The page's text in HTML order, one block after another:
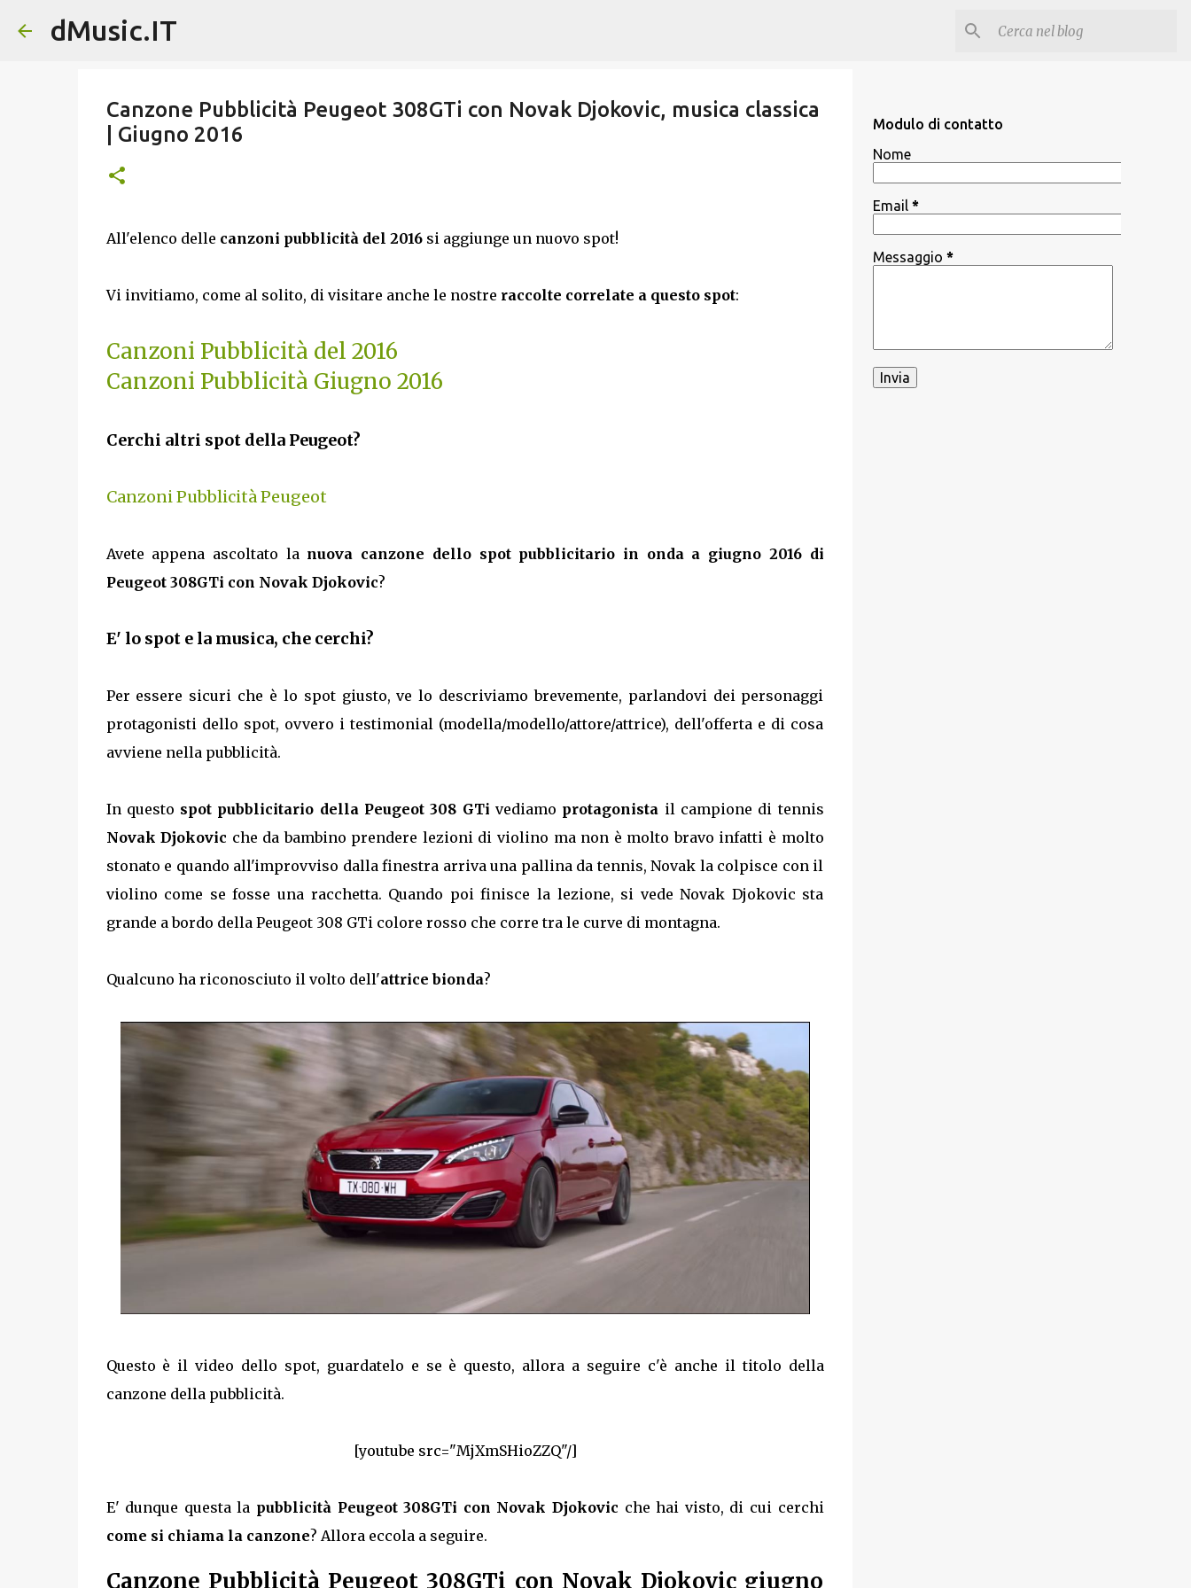
dMusic.IT
Canzone Pubblicità Peugeot 308GTi con Novak Djokovic, musica classica
| Giugno 2016
All'elenco delle canzoni pubblicità del 2016si aggiunge un nuovo spot!
Vi invitiamo, come al solito, di visitare anche le nostre raccolte correlate a questo spot:
Canzoni Pubblicità del 2016
Canzoni Pubblicità Giugno 2016
Cerchi altri spot della Peugeot?
Canzoni Pubblicità Peugeot
Avete appena ascoltato la nuova canzone dello spot pubblicitario in onda a giugno 2016 di
Peugeot 308GTi con Novak Djokovic?
E' lo spot e la musica, che cerchi?
Per essere sicuri che è lo spot giusto, ve lo descriviamo brevemente, parlandovi dei personaggi
protagonisti dello spot, ovvero i testimonial (modella/modello/attore/attrice), dell'offerta e di cosa
avviene nella pubblicità.
In questo spot pubblicitario della Peugeot 308 GTi vediamo protagonista il campione di tennis
Novak Djokovic che da bambino prendere lezioni di violino ma non è molto bravo infatti è molto
stonato e quando all'improvviso dalla finestra arriva una pallina da tennis, Novak la colpisce con il
violino come se fosse una racchetta. Quando poi finisce la lezione, si vede Novak Djokovic sta
grande a bordo della Peugeot 308 GTi colore rosso che corre tra le curve di montagna.
Qualcuno ha riconosciuto il volto dell'attrice bionda?
Questo è il video dello spot, guardatelo e se è questo, allora a seguire c'è anche il titolo della
canzone della pubblicità.
[youtube src="MjXmSHioZZQ"/]
E' dunque questa la pubblicità Peugeot 308GTi con Novak Djokovic che hai visto, di cui cerchi
come si chiama la canzone? Allora eccola a seguire.
Canzone Pubblicità Peugeot 308GTi con Novak Djokovic giugno
Modulo di contatto
Nome
Email *
Messaggio *